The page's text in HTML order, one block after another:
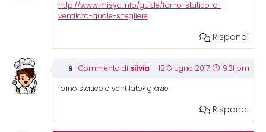
http://www.misya.info/guide/forno-statico-o-
ventilato-quale-scegliere
Rispondi
Commento di silvia 12 Giugno 2017 9:31 pm
forno statico o ventilato? grazie
Rispondi